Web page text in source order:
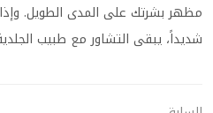
مظهر بشرتك على المدى الطويل.
شديداً، يبقى التشاور مع طبيب